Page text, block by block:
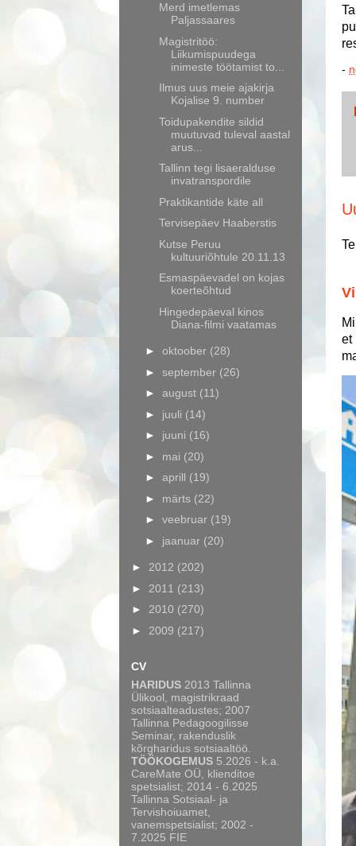
-
et
Merd imetlemas
Paljassaares
Magistritöö:
Liikumispuudega
inimeste töötamist to...
Ilmus uus meie ajakirja
Kojalise 9. number
Toidupakendite sildid
muutuvad tuleval aastal
arus...
Tallinn tegi lisaeralduse
invatranspordile
Praktikantide käte all
Tervisepäev Haaberstis
Kutse Peruu
kultuuriõhtule 20.11.13
Esmaspäevadel on kojas
koerteõhtud
Hingedepäeval kinos
Diana-filmi vaatamas
► oktoober (28)
► september (26)
► august (11)
► juuli (14)
► juuni (16)
► mai (20)
► aprill (19)
► märts (22)
► veebruar (19)
► jaanuar (20)
► 2012 (202)
► 2011 (213)
► 2010 (270)
► 2009 (217)
CV
HARIDUS 2013 Tallinna
Ülikool, magistrikraad
sotsiaalteadustes; 2007
Tallinna Pedagoogilisse
Seminar, rakenduslik
kõrgharidus sotsiaaltöö.
TÖÖKOGEMUS 5.2026 - k.a.
CareMate OÜ, klienditoe
spetsialist; 2014 - 6.2025
Tallinna Sotsiaal- ja
Tervishoiuamet,
vanemspetsialist; 2002 -
7.2025 FIE